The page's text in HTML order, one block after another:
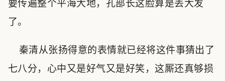
要传遍整个平海大地，孔部长这脸算是丢大发
了。
秦清从张扬得意的表情就已经将这件事猜出了
七八分，心中又是好气又是好笑，这厮还真够损